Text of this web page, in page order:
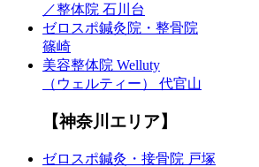
／整体院 石川台
ゼロスポ鍼灸院・整骨院
篠崎
美容整体院 Welluty
（ウェルティー） 代官山
【神奈川エリア】
ゼロスポ鍼灸・接骨院 戸塚